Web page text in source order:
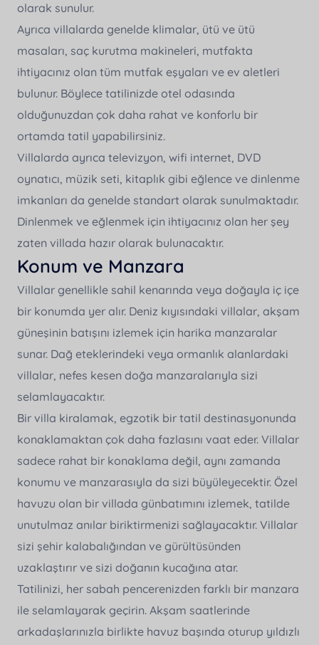
olarak sunulur.
Ayrıca villalarda genelde klimalar, ütü ve ütü
masaları, saç kurutma makineleri, mutfakta
ihtiyacınız olan tüm mutfak eşyaları ve ev aletleri
bulunur. Böylece tatilinizde otel odasında
olduğunuzdan çok daha rahat ve konforlu bir
ortamda tatil yapabilirsiniz.
Villalarda ayrıca televizyon, wifi internet, DVD
oynatıcı, müzik seti, kitaplık gibi eğlence ve dinlenme
imkanları da genelde standart olarak sunulmaktadır.
Dinlenmek ve eğlenmek için ihtiyacınız olan her şey
zaten villada hazır olarak bulunacaktır.
Konum ve Manzara
Villalar genellikle sahil kenarında veya doğayla iç içe
bir konumda yer alır. Deniz kıyısındaki villalar, akşam
güneşinin batışını izlemek için harika manzaralar
sunar. Dağ eteklerindeki veya ormanlık alanlardaki
villalar, nefes kesen doğa manzaralarıyla sizi
selamlayacaktır.
Bir villa kiralamak, egzotik bir tatil destinasyonunda
konaklamaktan çok daha fazlasını vaat eder. Villalar
sadece rahat bir konaklama değil, aynı zamanda
konumu ve manzarasıyla da sizi büyüleyecektir. Özel
havuzu olan bir villada günbatımını izlemek, tatilde
unutulmaz anılar biriktirmenizi sağlayacaktır. Villalar
sizi şehir kalabalığından ve gürültüsünden
uzaklaştırır ve sizi doğanın kucağına atar.
Tatilinizi, her sabah pencerenizden farklı bir manzara
ile selamlayarak geçirin. Akşam saatlerinde
arkadaşlarınızla birlikte havuz başında oturup yıldızlı